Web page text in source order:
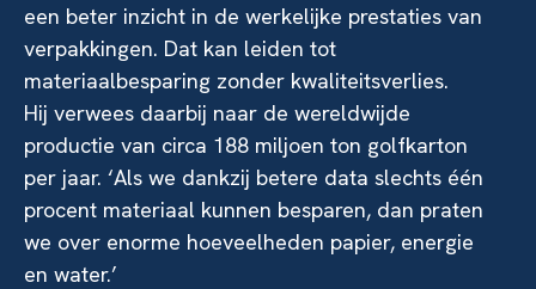
een beter inzicht in de werkelijke prestaties van
verpakkingen. Dat kan leiden tot
materiaalbesparing zonder kwaliteitsverlies.
Hij verwees daarbij naar de wereldwijde
productie van circa 188 miljoen ton golfkarton
per jaar. ‘Als we dankzij betere data slechts één
procent materiaal kunnen besparen, dan praten
we over enorme hoeveelheden papier, energie
en water.’